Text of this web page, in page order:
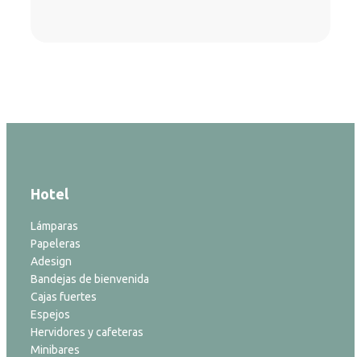
Hotel
Lámparas
Papeleras
Adesign
Bandejas de bienvenida
Cajas fuertes
Espejos
Hervidores y cafeteras
Minibares